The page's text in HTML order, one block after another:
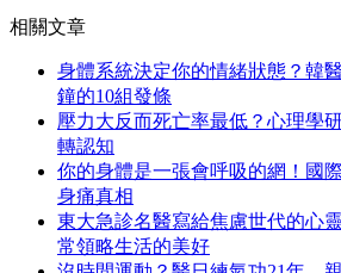
相關文章
身體系統決定你的情緒狀態？韓
鐘的10組發條
壓力大反而死亡率最低？心理學
轉認知
你的身體是一張會呼吸的網！國
身痛真相
東大急診名醫寫給焦慮世代的心
常領略生活的美好